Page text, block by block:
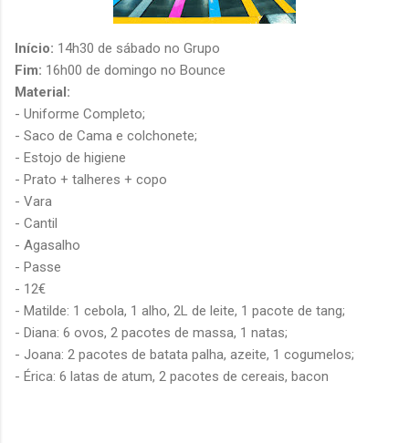
Início: 14h30 de sábado no Grupo
Fim: 16h00 de domingo no Bounce
Material:
- Uniforme Completo;
- Saco de Cama e colchonete;
- Estojo de higiene
- Prato + talheres + copo
- Vara
- Cantil
- Agasalho
- Passe
- 12€
- Matilde: 1 cebola, 1 alho, 2L de leite, 1 pacote de tang;
- Diana: 6 ovos, 2 pacotes de massa, 1 natas;
- Joana: 2 pacotes de batata palha, azeite, 1 cogumelos;
- Érica: 6 latas de atum, 2 pacotes de cereais, bacon